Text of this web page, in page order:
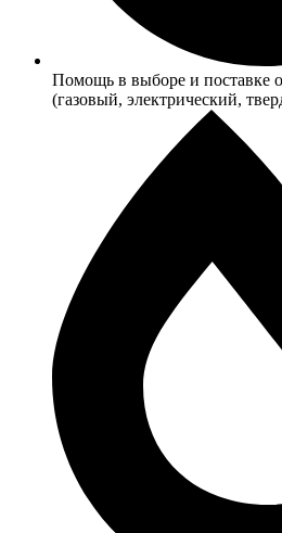
Помощь в выборе и поставке
(газовый, электрический,